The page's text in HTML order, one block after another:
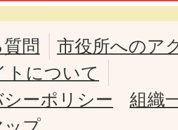
問
市役所へのア
トについて
ーポリシー
組織